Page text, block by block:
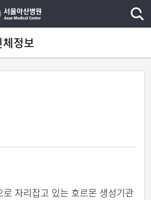
체정보
자리잡고 있는 호르몬 생성기관